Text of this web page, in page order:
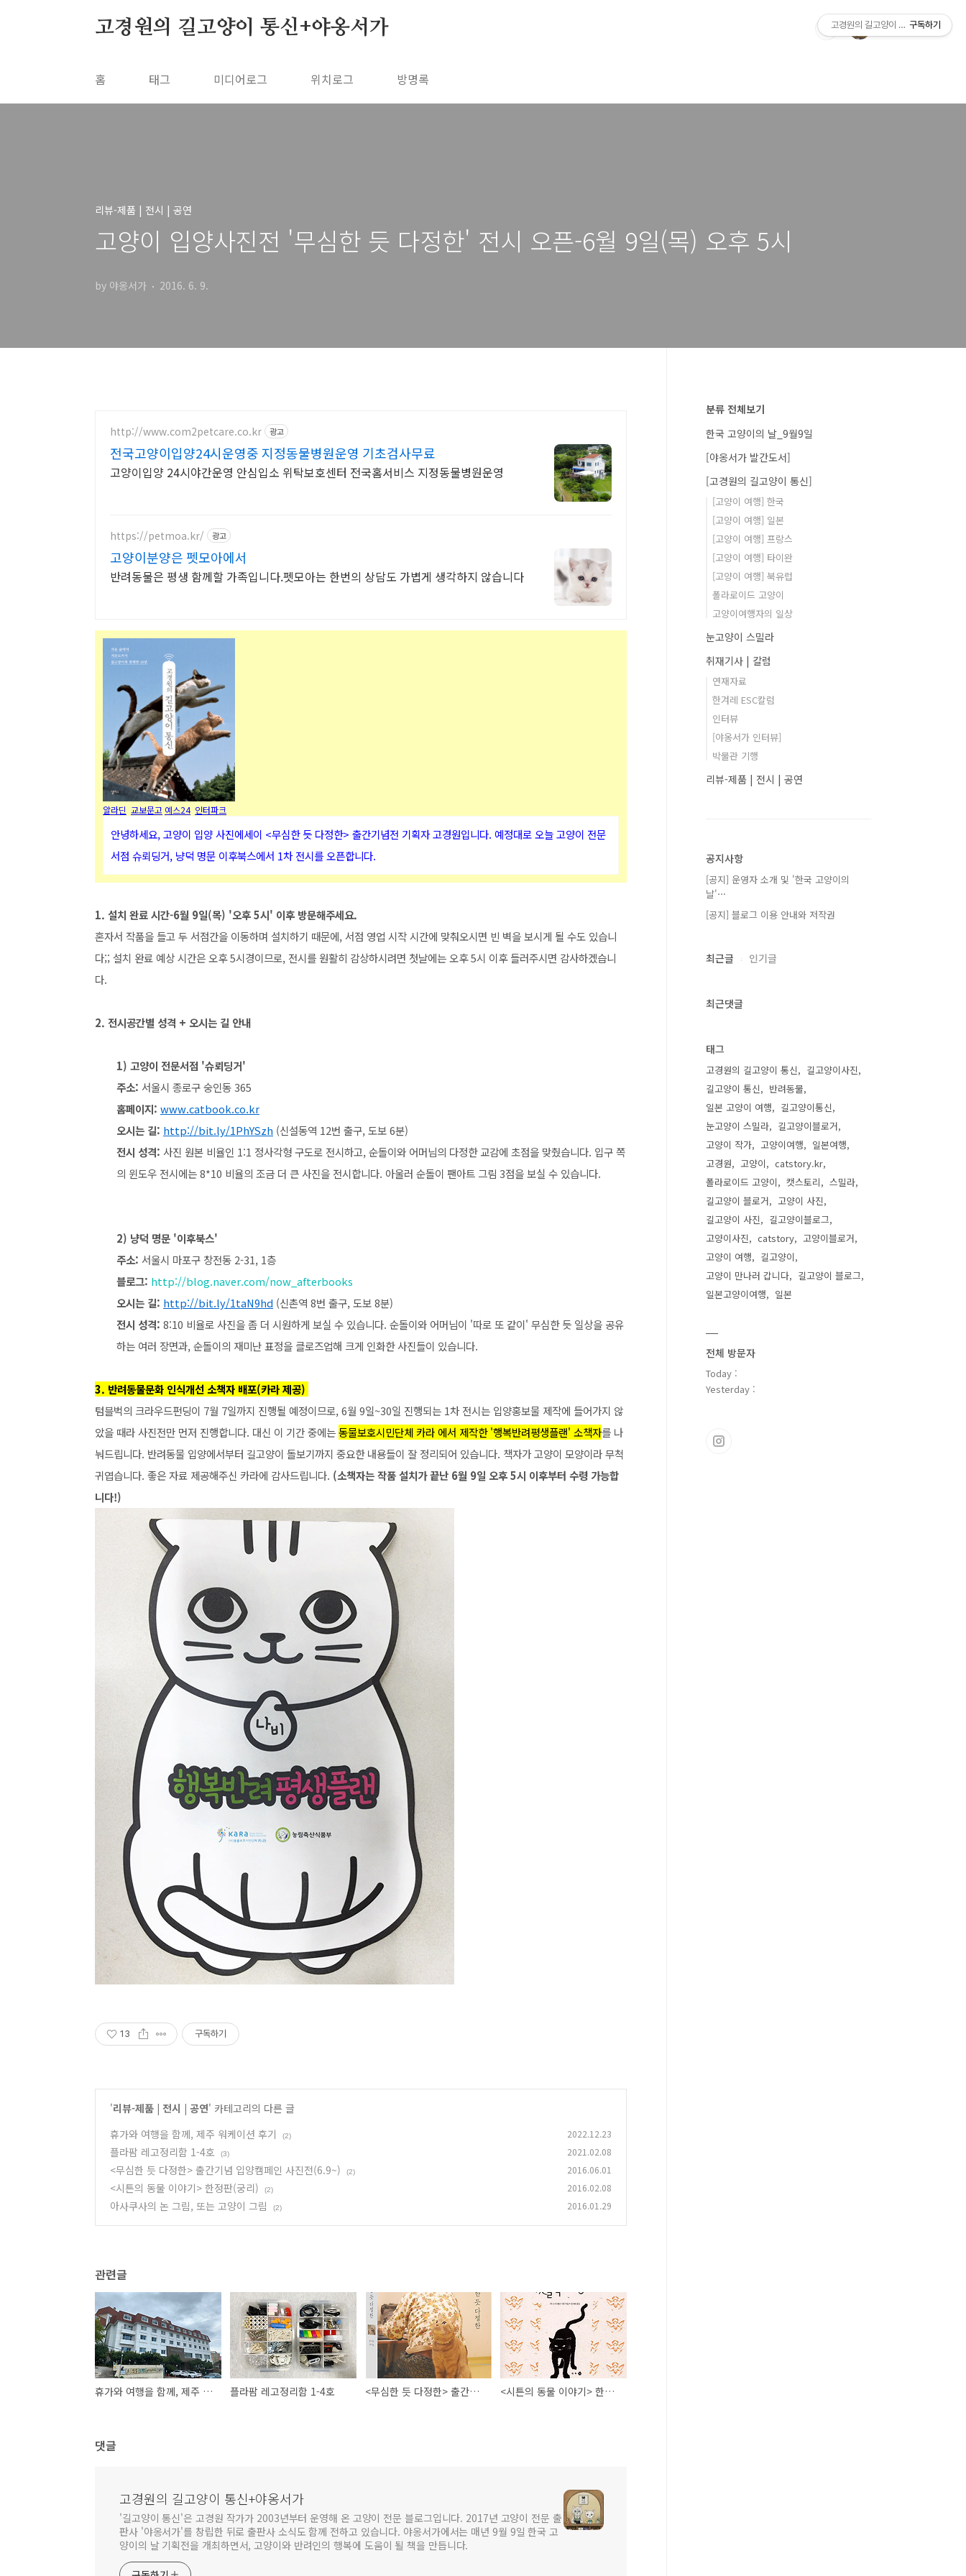
고경원의 길고양이 통신+야옹서가
홈 태그 미디어로그 위치로그 방명록
리뷰-제품 | 전시 | 공연
고양이 입양사진전 '무심한 듯 다정한' 전시 오픈-6월 9일(목) 오후 5시
by 야옹서가 2016. 6. 9.
http://www.com2petcare.co.kr 광고
전국고양이입양24시운영중 지정동물병원운영 기초검사무료
고양이입양 24시야간운영 안심입소 위탁보호센터 전국홈서비스 지정동물병원운영
https://petmoa.kr/ 광고
고양이분양은 펫모아에서
반려동물은 평생 함께할 가족입니다.펫모아는 한번의 상담도 가볍게 생각하지 않습니다
알라딘 교보문고 예스24 인터파크
안녕하세요, 고양이 입양 사진에세이 <무심한 듯 다정한> 출간기념전 기획자 고경원입니다. 예정대로 오늘 고양이 전문
서점 슈뢰딩거, 냥덕 명문 이후북스에서 1차 전시를 오픈합니다.
1. 설치 완료 시간-6월 9일(목) '오후 5시' 이후 방문해주세요.
혼자서 작품을 들고 두 서점간을 이동하며 설치하기 때문에, 서점 영업 시작 시간에 맞춰오시면 빈 벽을 보시게 될 수도 있습니
다;; 설치 완료 예상 시간은 오후 5시경이므로, 전시를 원활히 감상하시려면 첫날에는 오후 5시 이후 들러주시면 감사하겠습니
다.
2. 전시공간별 성격 + 오시는 길 안내
1) 고양이 전문서점 '슈뢰딩거'
주소: 서울시 종로구 숭인동 365
홈페이지: www.catbook.co.kr
오시는 길: http://bit.ly/1PhYSzh (신설동역 12번 출구, 도보 6분)
전시 성격: 사진 원본 비율인 1:1 정사각형 구도로 전시하고, 순돌이와 어머님의 다정한 교감에 초점을 맞췄습니다. 입구 쪽
의 윈도우 전시에는 8*10 비율의 조금 더 큰 사진을 전시합니다. 아울러 순돌이 팬아트 그림 3점을 보실 수 있습니다.
2) 냥덕 명문 '이후북스'
주소: 서울시 마포구 창전동 2-31, 1층
블로그: http://blog.naver.com/now_afterbooks
오시는 길: http://bit.ly/1taN9hd (신촌역 8번 출구, 도보 8분)
전시 성격: 8:10 비율로 사진을 좀 더 시원하게 보실 수 있습니다. 순돌이와 어머님이 '따로 또 같이' 무심한 듯 일상을 공유
하는 여러 장면과, 순돌이의 재미난 표정을 클로즈업해 크게 인화한 사진들이 있습니다.
3. 반려동물문화 인식개선 소책자 배포(카라 제공)
텀블벅의 크라우드펀딩이 7월 7일까지 진행될 예정이므로, 6월 9일~30일 진행되는 1차 전시는 입양홍보물 제작에 들어가지 않
았을 때라 사진전만 먼저 진행합니다. 대신 이 기간 중에는동물보호시민단체 카라 에서 제작한 '행복반려평생플랜' 소책자를 나
눠드립니다. 반려동물 입양에서부터 길고양이 돌보기까지 중요한 내용들이 잘 정리되어 있습니다. 책자가 고양이 모양이라 무척
귀엽습니다. 좋은 자료 제공해주신 카라에 감사드립니다. (소책자는 작품 설치가 끝난 6월 9일 오후 5시 이후부터 수령 가능합
니다!)
13 구독하기
'리뷰-제품 | 전시 | 공연' 카테고리의 다른 글
휴가와 여행을 함께, 제주 워케이션 후기
(2) 2022.12.23
플라팜 레고정리함 1-4호 (3) 2021.02.08
<무심한 듯 다정한> 출간기념 입양캠페인 사진전(6.9~) (2) 2016.06.01
<시튼의 동물 이야기> 한정판(궁리) (2) 2016.02.08
아사쿠사의 논 그림, 또는 고양이 그림 (2) 2016.01.29
관련글
휴가와 여행을 함께, 제주 워케이션 후기 플라팜 레고정리함 1-4호 <무심한 듯 다정한> 출간기념 입양캠페인 사진전(6.9~) <시튼의 동물 이야기> 한정판(궁리)
댓글
고경원의 길고양이 통신+야옹서가
'길고양이 통신'은 고경원 작가가 2003년부터 운영해 온 고양이 전문 블로그입니다. 2017년 고양이 전문 출
판사 '야옹서가'를 창립한 뒤로 출판사 소식도 함께 전하고 있습니다. 야옹서가에서는 매년 9월 9일 한국 고
양이의 날 기획전을 개최하면서, 고양이와 반려인의 행복에 도움이 될 책을 만듭니다.
분류 전체보기
한국 고양이의 날_9월9일
[야옹서가 발간도서]
[고경원의 길고양이 통신]
[고양이 여행] 한국
[고양이 여행] 일본
[고양이 여행] 프랑스
[고양이 여행] 타이완
[고양이 여행] 북유럽
폴라로이드 고양이
고양이여행자의 일상
눈고양이 스밀라
취재기사 | 칼럼
연재자료
한겨레 ESC칼럼
인터뷰
[야옹서가 인터뷰]
박물관 기행
리뷰-제품 | 전시 | 공연
공지사항
[공지] 운영자 소개 및 '한국 고양이의
날'⋯
[공지] 블로그 이용 안내와 저작권
최근글 인기글
최근댓글
태그
고경원의 길고양이 통신
길고양이사진
길고양이 통신
반려동물
일본 고양이 여행
길고양이통신
눈고양이 스밀라
길고양이블로거
고양이 작가
고양이여행
일본여행
고경원
고양이
catstory.kr
폴라로이드 고양이
캣스토리
스밀라
길고양이 블로거
고양이 사진
길고양이 사진
길고양이블로그
고양이사진
catstory
고양이블로거
고양이 여행
길고양이
고양이 만나러 갑니다
길고양이 블로그
일본고양이여행
일본
전체 방문자
Today :
Yesterday :
고경원의 길고양이 통신+야옹서가
구독하기